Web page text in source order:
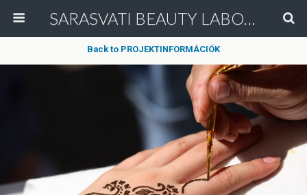
SARASVATI BEAUTY LABORATORY
Back to PROJEKTINFORMÁCIÓK